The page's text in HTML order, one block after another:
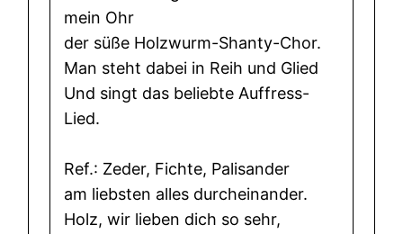
mein Ohr
der süße Holzwurm-Shanty-Chor.
Man steht dabei in Reih und Glied
Und singt das beliebte Auffress-
Lied.
Ref.: Zeder, Fichte, Palisander
am liebsten alles durcheinander.
Holz, wir lieben dich so sehr,